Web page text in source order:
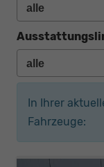
In Ihrer
Fahrzeuge: